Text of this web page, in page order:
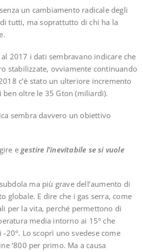
un cambiamento radicale degli
tutti, ma soprattutto di chi ha la
2017 i dati sembravano indicare che
stabilizzate, ovviamente continuando
c’è stato un ulteriore incremento
ben oltre le 35 Gton (miliardi).
sembra davvero un obiettivo
e gestire l’inevitabile se si vuole
ma più grave dell’aumento di
globale. E dire che i gas serra, come
per la vita, perché permettono di
media intorno ai 15° che
20°. Lo scoprì uno svedese come
‘800 per primo. Ma a causa